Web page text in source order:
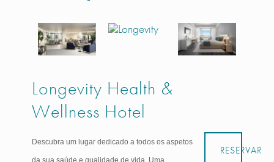
Longevity Health &
Wellness Hotel
Descubra um lugar dedicado a todos os aspetos
RESERVAR